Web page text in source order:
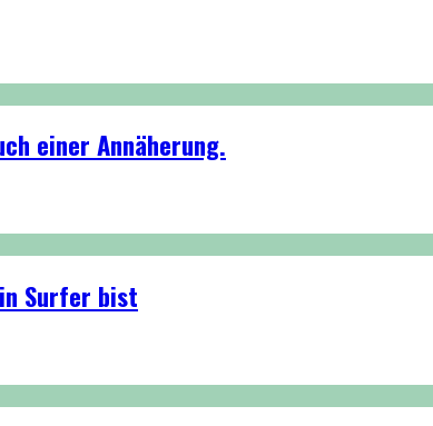
einer Annäherung.
Surfer bist